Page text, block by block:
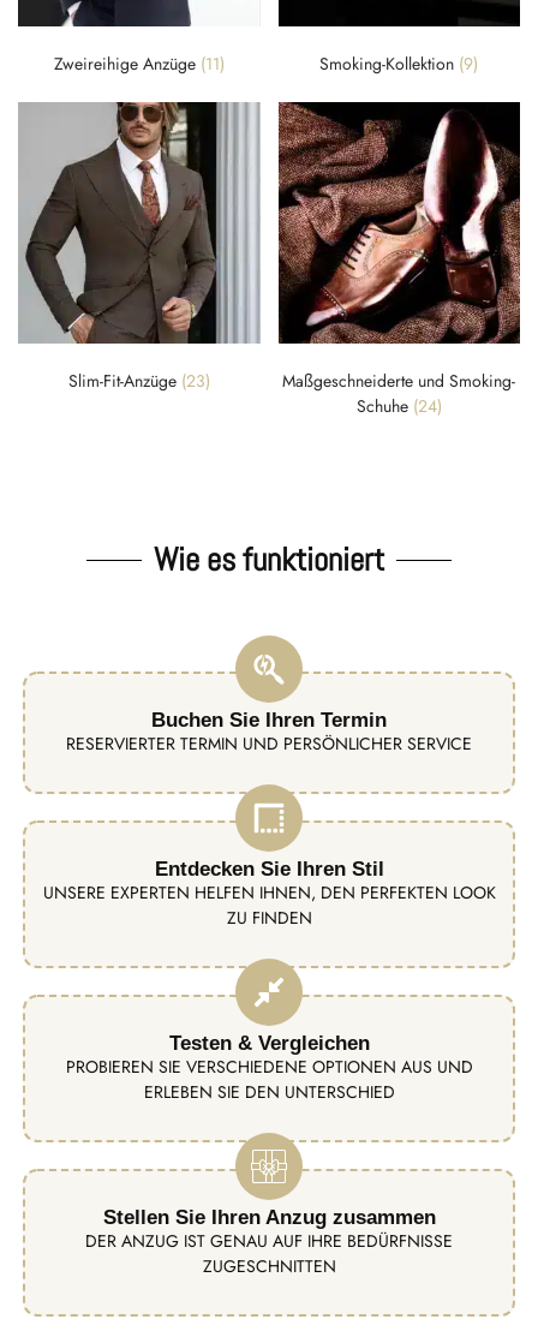
Zweireihige Anzüge (11) Smoking-Kollektion (9)
Slim-Fit-Anzüge (23)
Maßgeschneiderte und Smoking-
Schuhe (24)
Wie es funktioniert
Buchen Sie Ihren Termin
RESERVIERTER TERMIN UND PERSÖNLICHER SERVICE
Entdecken Sie Ihren Stil
UNSERE EXPERTEN HELFEN IHNEN, DEN PERFEKTEN LOOK
ZU FINDEN
Testen & Vergleichen
PROBIEREN SIE VERSCHIEDENE OPTIONEN AUS UND
ERLEBEN SIE DEN UNTERSCHIED
Stellen Sie Ihren Anzug zusammen
DER ANZUG IST GENAU AUF IHRE BEDÜRFNISSE
ZUGESCHNITTEN